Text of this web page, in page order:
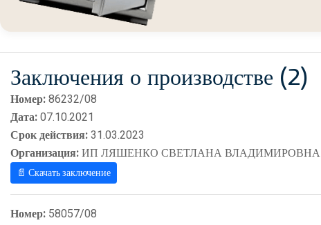
Заключения о производстве (2)
Номер:86232/08
Дата:07.10.2021
Срок действия:31.03.2023
Организация:ИП ЛЯШЕНКО СВЕТЛАНА ВЛАДИМИРОВНА
📄 Скачать заключение
Номер: 58057/08